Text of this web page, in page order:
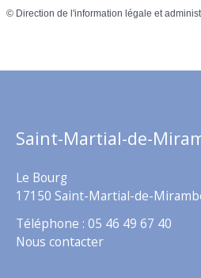
© Direction de l'information légale et
Saint-Martial-de-
Le Bourg
17150 Saint-Martial-de-
Téléphone : 05 46 49 67 40
Nous contacter